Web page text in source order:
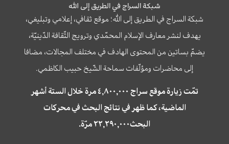
شبكة السراج في الطريق إلى الله
شبكة السراج في الطريق إلى الله؛ موقع ثقافي، إعلامي وتبليغي،
يهدف لنشر معارف الإسلام المحمّدي وترويج الثّقافة الدّينيّة،
يضمّ بساتين من المحتوى الهادف في مختلف المجالات، مضافا
إلى محاضرات ومؤلّفات سماحة الشّيخ حبيب الكاظمي.
تمّت زيارة موقع سراج ٤,٨٠٠,٠٠٠ مرة خلال الستة أشهر
الماضية، كما ظهر في نتائج البحث في محركات
البحث٢٢,٢٩٠,٠٠٠ مرّة.